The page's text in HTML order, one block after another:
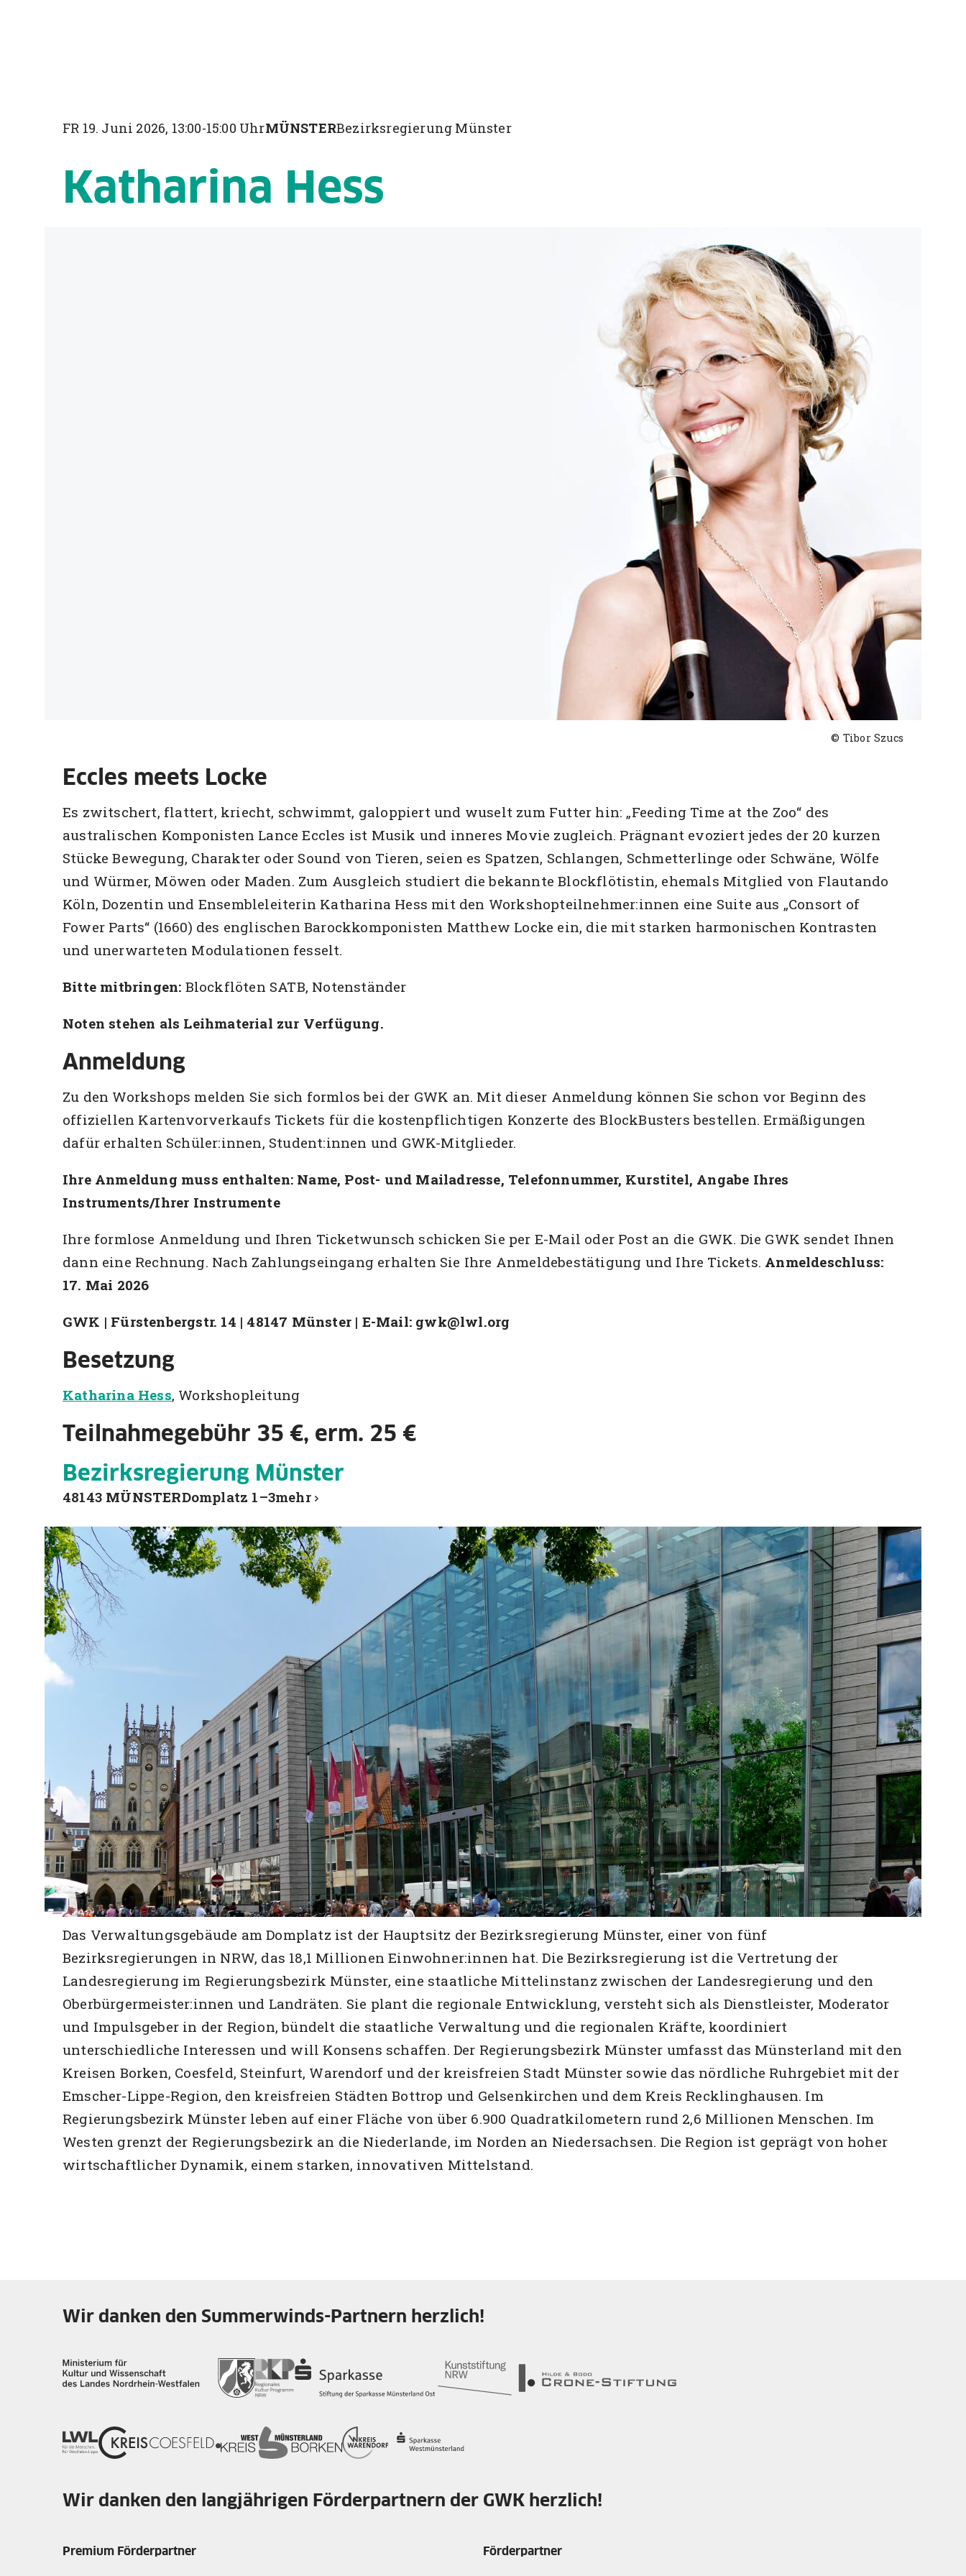
FR 19. Juni 2026, 13:00-15:00 UhrMÜNSTERBezirksregierung Münster
Katharina Hess
© Tibor Szucs
Eccles meets Locke
Es zwitschert, flattert, kriecht, schwimmt, galoppiert und wuselt zum Futter hin: „Feeding Time at the Zoo“ des
australischen Komponisten Lance Eccles ist Musik und inneres Movie zugleich. Prägnant evoziert jedes der 20 kurzen
Stücke Bewegung, Charakter oder Sound von Tieren, seien es Spatzen, Schlangen, Schmetterlinge oder Schwäne, Wölfe
und Würmer, Möwen oder Maden. Zum Ausgleich studiert die bekannte Blockflötistin, ehemals Mitglied von Flautando
Köln, Dozentin und Ensembleleiterin Katharina Hess mit den Workshopteilnehmer:innen eine Suite aus „Consort of
Fower Parts“ (1660) des englischen Barockkomponisten Matthew Locke ein, die mit starken harmonischen Kontrasten
und unerwarteten Modulationen fesselt.
Bitte mitbringen: Blockflöten SATB, Notenständer
Noten stehen als Leihmaterial zur Verfügung.
Anmeldung
Zu den Workshops melden Sie sich formlos bei der GWK an. Mit dieser Anmeldung können Sie schon vor Beginn des
offiziellen Kartenvorverkaufs Tickets für die kostenpflichtigen Konzerte des BlockBusters bestellen. Ermäßigungen
dafür erhalten Schüler:innen, Student:innen und GWK-Mitglieder.
Ihre Anmeldung muss enthalten: Name, Post- und Mailadresse, Telefonnummer, Kurstitel, Angabe Ihres
Instruments/Ihrer Instrumente
Ihre formlose Anmeldung und Ihren Ticketwunsch schicken Sie per E-Mail oder Post an die GWK. Die GWK sendet Ihnen
dann eine Rechnung. Nach Zahlungseingang erhalten Sie Ihre Anmeldebestätigung und Ihre Tickets. Anmeldeschluss:
17. Mai 2026
GWK | Fürstenbergstr. 14 | 48147 Münster | E-Mail: gwk@lwl.org
Besetzung
Katharina Hess, Workshopleitung
Teilnahmegebühr 35 €, erm. 25 €
Bezirksregierung Münster
48143 MÜNSTERDomplatz 1–3mehr
Das Verwaltungsgebäude am Domplatz ist der Hauptsitz der Bezirksregierung Münster, einer von fünf
Bezirksregierungen in NRW, das 18,1 Millionen Einwohner:innen hat. Die Bezirksregierung ist die Vertretung der
Landesregierung im Regierungsbezirk Münster, eine staatliche Mittelinstanz zwischen der Landesregierung und den
Oberbürgermeister:innen und Landräten. Sie plant die regionale Entwicklung, versteht sich als Dienstleister, Moderator
und Impulsgeber in der Region, bündelt die staatliche Verwaltung und die regionalen Kräfte, koordiniert
unterschiedliche Interessen und will Konsens schaffen. Der Regierungsbezirk Münster umfasst das Münsterland mit den
Kreisen Borken, Coesfeld, Steinfurt, Warendorf und der kreisfreien Stadt Münster sowie das nördliche Ruhrgebiet mit der
Emscher-Lippe-Region, den kreisfreien Städten Bottrop und Gelsenkirchen und dem Kreis Recklinghausen. Im
Regierungsbezirk Münster leben auf einer Fläche von über 6.900 Quadratkilometern rund 2,6 Millionen Menschen. Im
Westen grenzt der Regierungsbezirk an die Niederlande, im Norden an Niedersachsen. Die Region ist geprägt von hoher
wirtschaftlicher Dynamik, einem starken, innovativen Mittelstand.
Wir danken den Summerwinds-Partnern herzlich!
Wir danken den langjährigen Förderpartnern der GWK herzlich!
Premium Förderpartner Förderpartner